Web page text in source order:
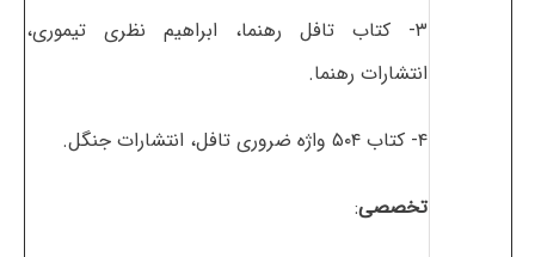
۳- کتاب تافل رهنما، ابراهیم نظری تیموری،
انتشارات رهنما.
۴- کتاب ۵۰۴ واژه ضروری تافل، انتشارات جنگل.
تخصصی: